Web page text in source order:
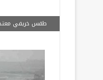
طقس خريفي